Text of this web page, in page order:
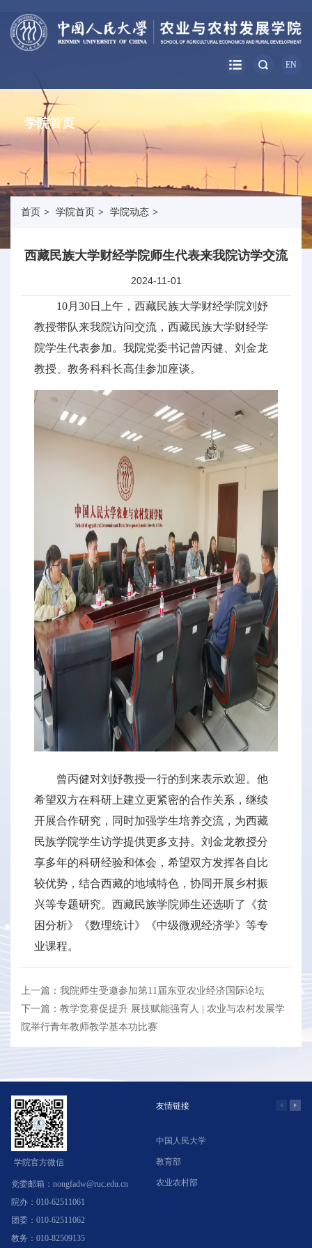
EN
学院首页
首页 > 学院首页 > 学院动态 >
西藏民族大学财经学院师生代表来我院访学交流
2024-11-01
10月30日上午，西藏民族大学财经学院刘妤
教授带队来我院访问交流，西藏民族大学财经学
院学生代表参加。我院党委书记曾丙健、刘金龙
教授、教务科科长高佳参加座谈。
曾丙健对刘妤教授一行的到来表示欢迎。他
希望双方在科研上建立更紧密的合作关系，继续
开展合作研究，同时加强学生培养交流，为西藏
民族学院学生访学提供更多支持。刘金龙教授分
享多年的科研经验和体会，希望双方发挥各自比
较优势，结合西藏的地域特色，协同开展乡村振
兴等专题研究。西藏民族学院师生还选听了《贫
困分析》《数理统计》《中级微观经济学》等专
业课程。
上一篇：我院师生受邀参加第11届东亚农业经济国际论坛
下一篇：教学竞赛促提升 展技赋能强育人 | 农业与农村发展学
院举行青年教师教学基本功比赛
学院官方微信
党委邮箱：nongfadw@ruc.edu.cn
院办：010-62511061
团委：010-62511062
教务：010-82509135
友情链接
中国人民大学
教育部
农业农村部